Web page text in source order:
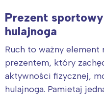
Prezent
hulajnoga
Ruch to ważny element
prezentem, który
aktywności fizycznej,
hulajnoga. Pamietaj